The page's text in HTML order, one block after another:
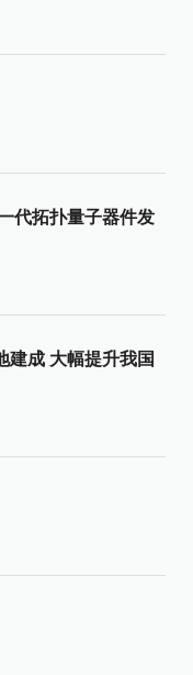
代拓扑量子器件发
建成 大幅提升我国